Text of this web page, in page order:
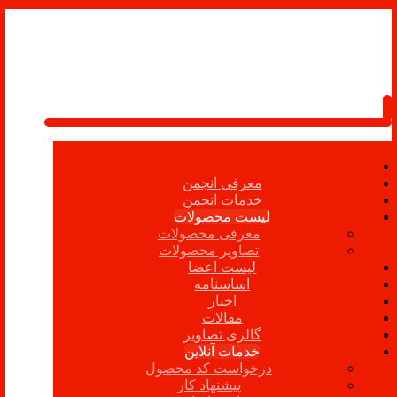
معرفی انجمن
خدمات انجمن
لیست محصولات
معرفی محصولات
تصاویر محصولات
لیست اعضا
اساسنامه
اخبار
مقالات
گالری تصاویر
خدمات آنلاین
درخواست کد محصول
پیشنهاد کار